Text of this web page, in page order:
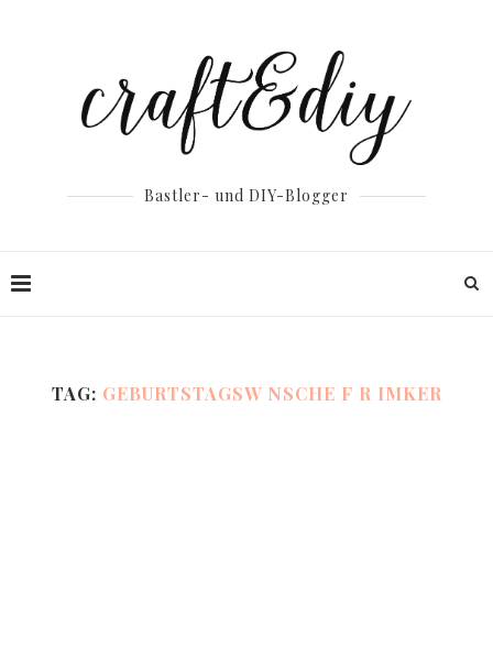
Bastler- und DIY-Blogger
TAG: GEBURTSTAGSW NSCHE F R IMKER